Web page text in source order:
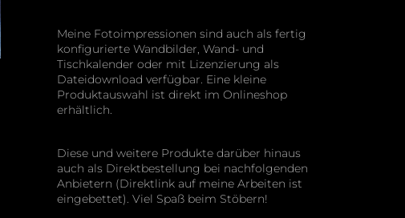
Meine Fotoimpressionen sind auch als fertig
konfigurierte Wandbilder, Wand- und
Tischkalender oder mit Lizenzierung als
Dateidownload verfügbar. Eine kleine
Produktauswahl ist direkt im Onlineshop
erhältlich.
Diese und weitere Produkte darüber hinaus
auch als Direktbestellung bei nachfolgenden
Anbietern (Direktlink auf meine Arbeiten ist
eingebettet). Viel Spaß beim Stöbern!